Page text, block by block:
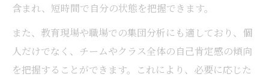
含まれ、短時間で自分の状態を把握できます。
また、教育現場や職場での集団分析にも適しており、個
人だけでなく、チームやクラス全体の自己肯定感の傾向
を把握することができます。これにより、必要に応じた